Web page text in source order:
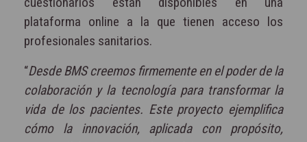
plataforma online a la que tienen acceso los
profesionales sanitarios.
“Desde BMS creemos firmemente en el poder de la
colaboración y la tecnología para transformar la
vida de los pacientes. Este proyecto ejemplifica
cómo la innovación, aplicada con propósito,